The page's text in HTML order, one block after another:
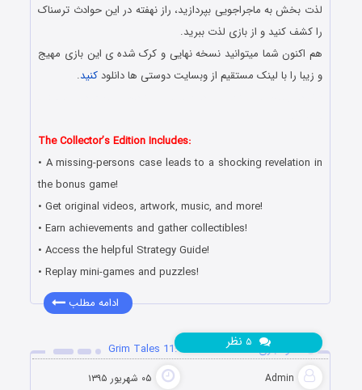
لذت بخش به ماجراجویی بپردازید، راز نهفته در این حوادث ترسناک
را کشف کنید و از بازی لذت ببرید.
هم اکنون شما میتوانید نسخه نهایی و کرک شده ی این بازی مهیج
و زیبا را با لینک مستقیم از وبسایت دوستی ها دانلودکنید.
The Collector’s Edition Includes:
• A missing-persons case leads to a shocking revelation in
the bonus game!
• Get original videos, artwork, music, and more!
• Earn achievements and gather collectibles!
• Access the helpful Strategy Guide!
• Replay mini-games and puzzles!
ادامه مطلب
دانلود بازی Grim Tales 11: Crimson Hollow
Admin ۰۵ شهریور ۱۳۹۵
نظر